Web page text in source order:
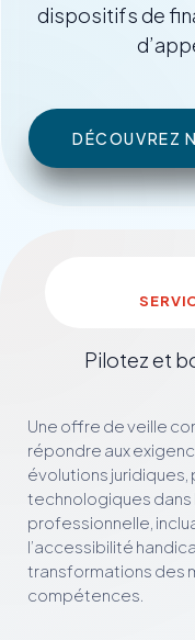
dispositifs de
DÉCOUVREZ
Pilotez et
Une offre de veille
répondre aux
évolutions
technologiques dans
professionnelle,
l’accessibilité
transformations des
compétences.